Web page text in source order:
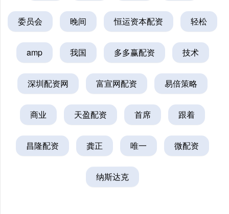
委员会 晚间 恒运资本配资 轻松
amp 我国 多多赢配资 技术
深圳配资网 富宣网配资 易倍策略
商业 天盈配资 首席 跟着
昌隆配资 龚正 唯一 微配资
纳斯达克